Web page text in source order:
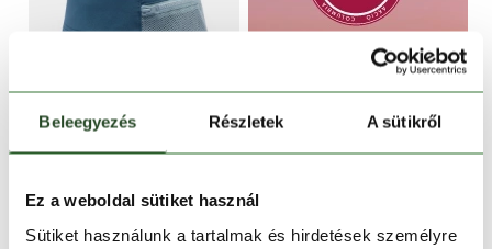
Beleegyezés Részletek A sütikről
Ez a weboldal sütiket használ
Sütiket használunk a tartalmak és hirdetések személyre
-50%
ÚJ
Columbia Trek II Bucket
Hat
13 990 Ft 6 990 Ft